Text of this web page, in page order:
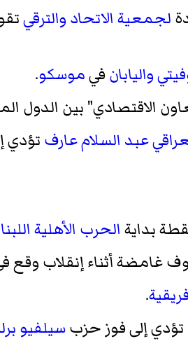
لجمعية الاتحاد والترقي
واليابان فيموسكو.
الاقتصادي" بين الدول
عبد السلام عارف تؤدي
بداية الحرب الأهلية
غامضة أثناء إنقلاب وقع
.
تؤدي إلى فوز حزبسيلفيو